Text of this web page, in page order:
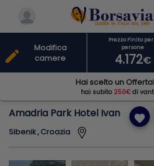
Amadria Park Hotel Ivan favorite
Sibenik , Croazia
Prezzo Finito per
persone
4.172€
edit
Modifica
camere
Hai scelto un Offerta
hai subito 250€di